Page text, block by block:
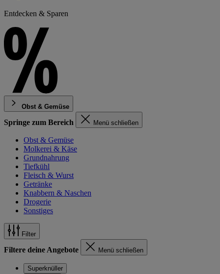
Entdecken & Sparen
Obst & Gemüse
Springe zum Bereich Menü schließen
Obst & Gemüse
Molkerei & Käse
Grundnahrung
Tiefkühl
Fleisch & Wurst
Getränke
Knabbern & Naschen
Drogerie
Sonstiges
Filter
Filtere deine Angebote Menü schließen
Superknüller